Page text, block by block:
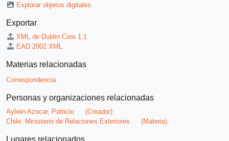
Explorar objetos digitales
Exportar
XML de Dublin Core 1.1
EAD 2002 XML
Materias relacionadas
Correspondencia
Personas y organizaciones relacionadas
Aylwin Azocar, Patricio
(Creador)
Chile. Ministerio de Relaciones Exteriores
(Materia)
Lugares relacionados